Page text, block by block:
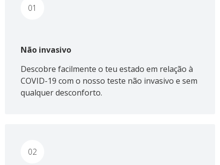
01
Não invasivo
Descobre facilmente o teu estado em relação à
COVID-19 com o nosso teste não invasivo e sem
qualquer desconforto.
02